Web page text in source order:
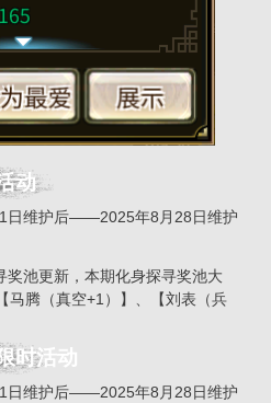
动
日维护后——2025年8月28日维护
奖池更新，本期化身探寻奖池大
马腾（真空+1）】、【刘表（兵
时活动
日维护后——2025年8月28日维护